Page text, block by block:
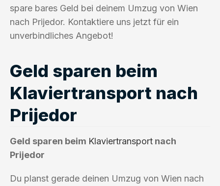
spare bares Geld bei deinem Umzug von Wien
nach Prijedor. Kontaktiere uns jetzt für ein
unverbindliches Angebot!
Geld sparen beim
Klaviertransport nach
Prijedor
Geld sparen beim Klaviertransport nach
Prijedor
Du planst gerade deinen Umzug von Wien nach